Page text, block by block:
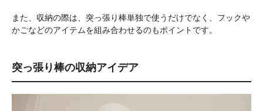
また、収納の際は、突っ張り棒単独で使うだけでなく、フックや
かごなどのアイテムを組み合わせるのもポイントです。
突っ張り棒の収納アイデア